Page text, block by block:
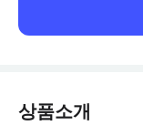
상품소개